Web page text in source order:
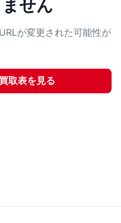
せん
が変更された可能性が
取表を見る